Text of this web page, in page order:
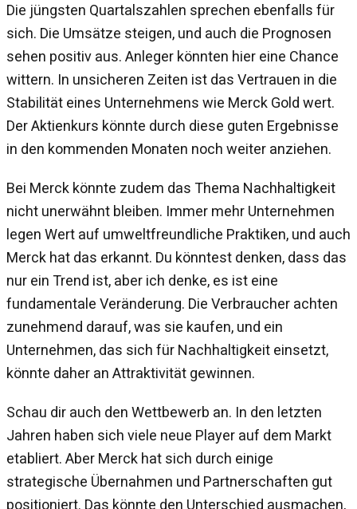
Die jüngsten Quartalszahlen sprechen ebenfalls für
sich. Die Umsätze steigen, und auch die Prognosen
sehen positiv aus. Anleger könnten hier eine Chance
wittern. In unsicheren Zeiten ist das Vertrauen in die
Stabilität eines Unternehmens wie Merck Gold wert.
Der Aktienkurs könnte durch diese guten Ergebnisse
in den kommenden Monaten noch weiter anziehen.
Bei Merck könnte zudem das Thema Nachhaltigkeit
nicht unerwähnt bleiben. Immer mehr Unternehmen
legen Wert auf umweltfreundliche Praktiken, und auch
Merck hat das erkannt. Du könntest denken, dass das
nur ein Trend ist, aber ich denke, es ist eine
fundamentale Veränderung. Die Verbraucher achten
zunehmend darauf, was sie kaufen, und ein
Unternehmen, das sich für Nachhaltigkeit einsetzt,
könnte daher an Attraktivität gewinnen.
Schau dir auch den Wettbewerb an. In den letzten
Jahren haben sich viele neue Player auf dem Markt
etabliert. Aber Merck hat sich durch einige
strategische Übernahmen und Partnerschaften gut
positioniert. Das könnte den Unterschied ausmachen,